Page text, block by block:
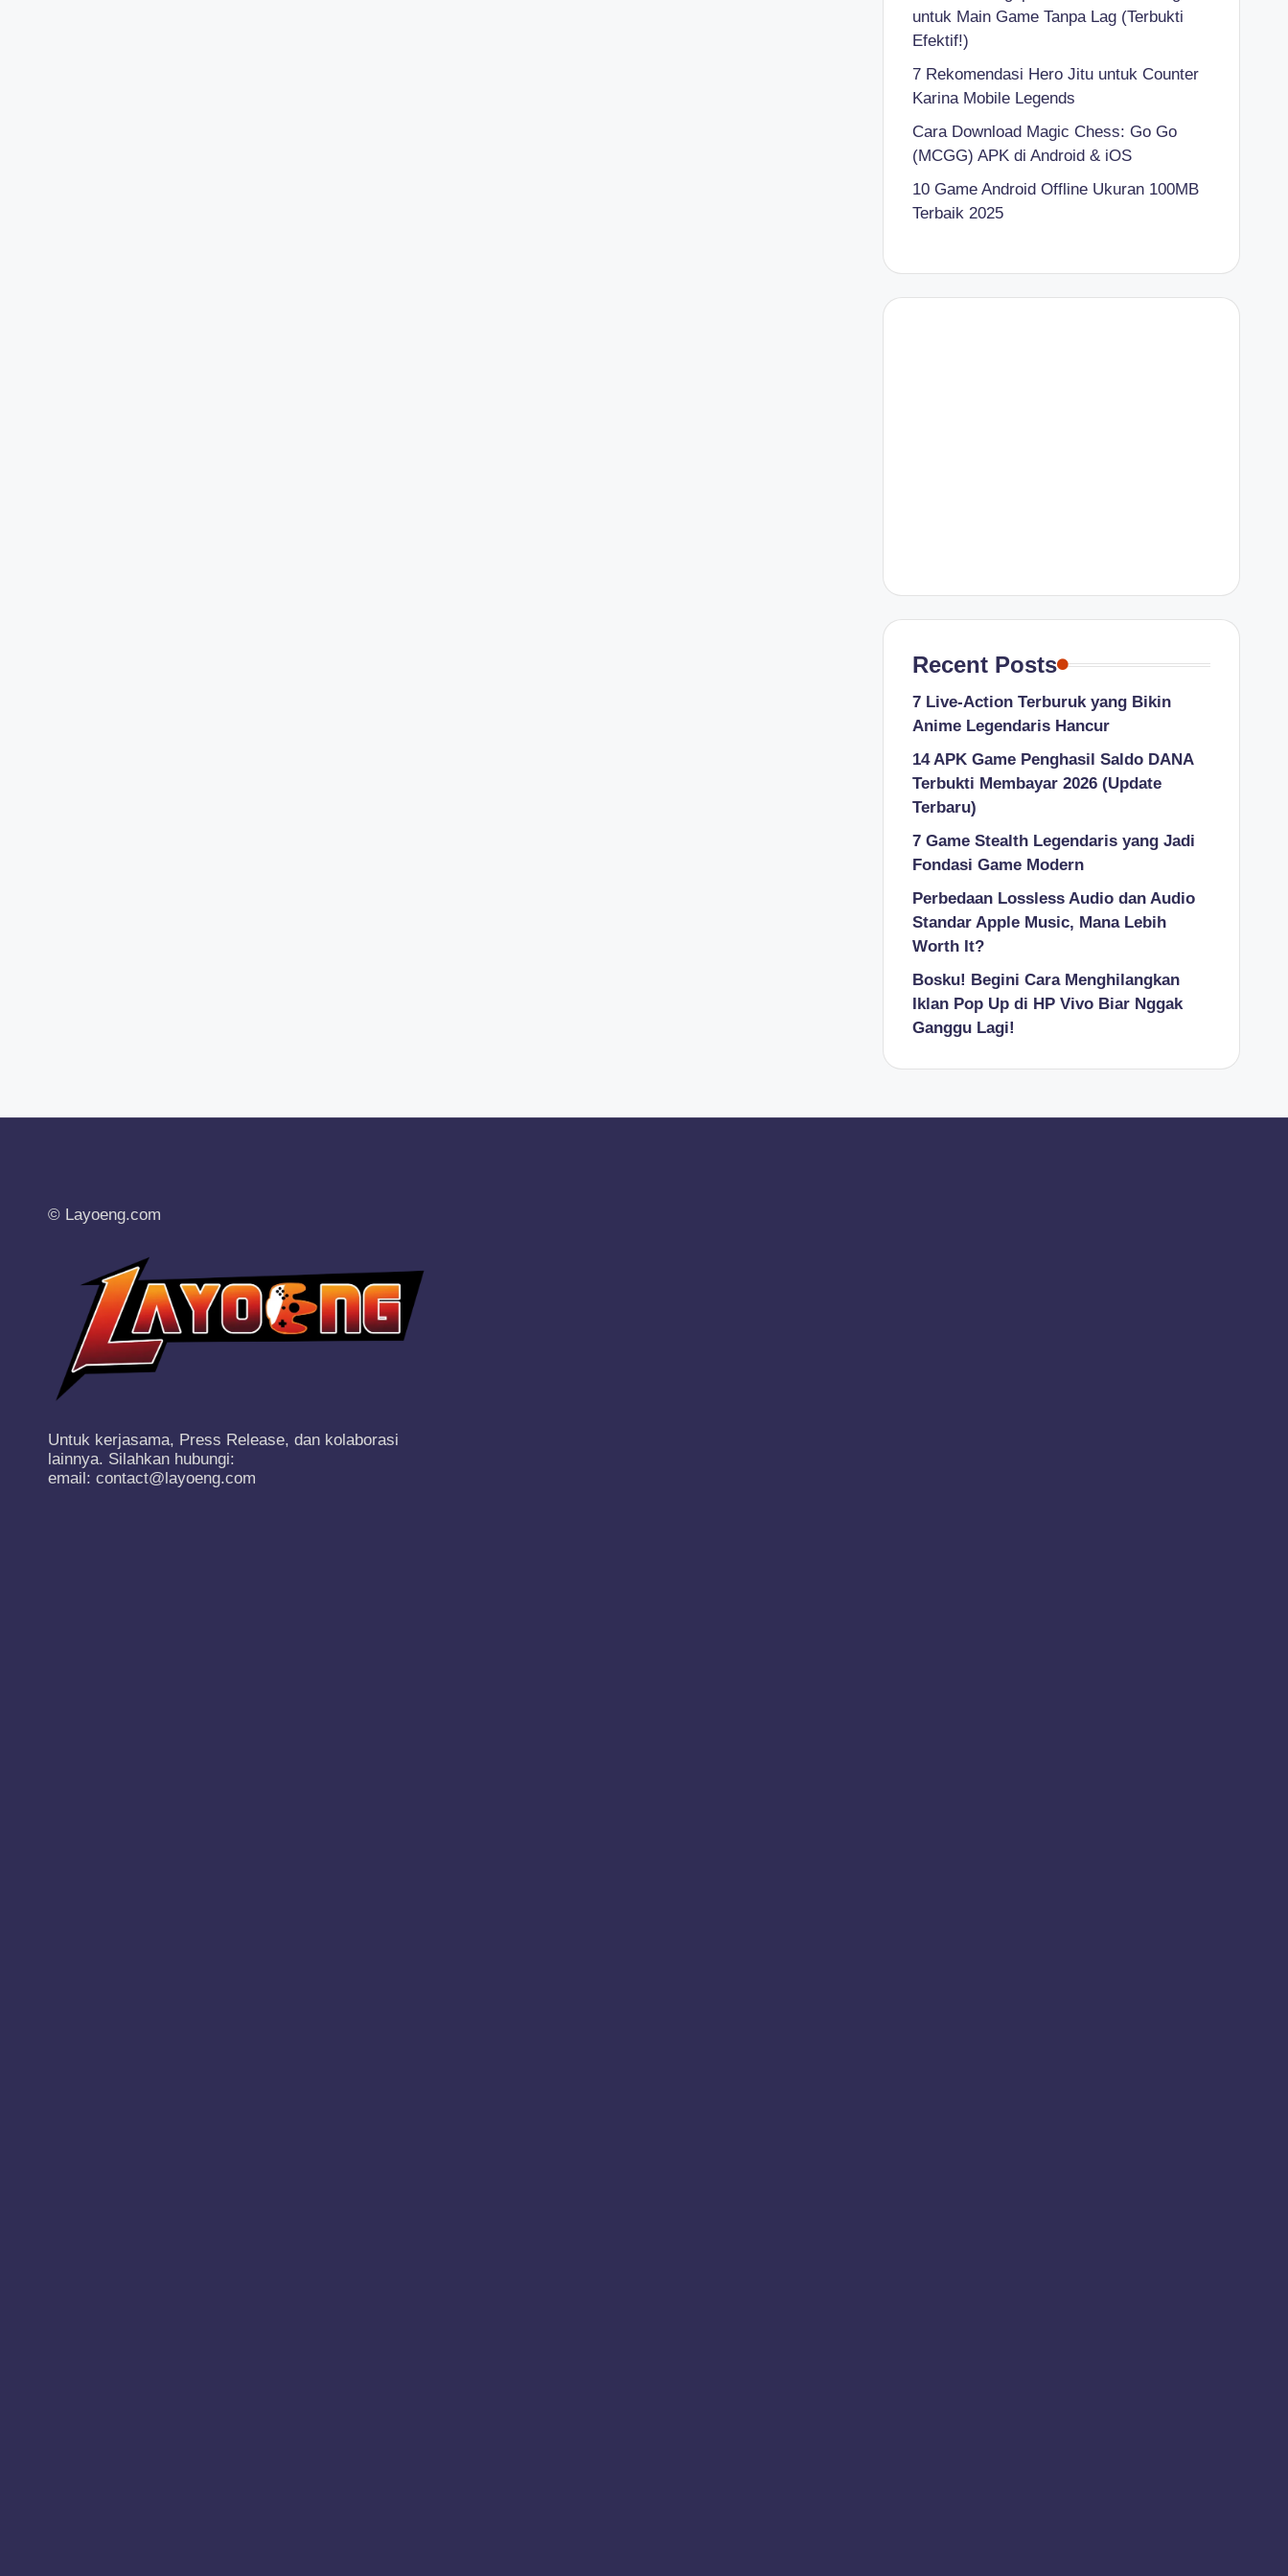
untuk Main Game Tanpa Lag (Terbukti
Efektif!)
7 Rekomendasi Hero Jitu untuk Counter
Karina Mobile Legends
Cara Download Magic Chess: Go Go
(MCGG) APK di Android & iOS
10 Game Android Offline Ukuran 100MB
Terbaik 2025
Recent Posts
7 Live-Action Terburuk yang Bikin
Anime Legendaris Hancur
14 APK Game Penghasil Saldo DANA
Terbukti Membayar 2026 (Update
Terbaru)
7 Game Stealth Legendaris yang Jadi
Fondasi Game Modern
Perbedaan Lossless Audio dan Audio
Standar Apple Music, Mana Lebih
Worth It?
Bosku! Begini Cara Menghilangkan
Iklan Pop Up di HP Vivo Biar Nggak
Ganggu Lagi!
© Layoeng.com
Untuk kerjasama, Press Release, dan kolaborasi
lainnya. Silahkan hubungi:
email: contact@layoeng.com